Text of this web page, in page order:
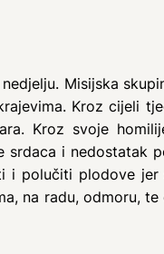
Misijska
Kroz cijeli
Kroz svoje
i nedostatak
i polučiti plodove
na radu, odmoru,